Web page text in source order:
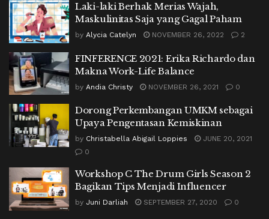
Laki-laki Berhak Merias Wajah,
Maskulinitas Saja yang Gagal Paham
by Alycia Catelyn NOVEMBER 26, 2022 2
FINFERENCE 2021: Erika Richardo dan
Makna Work-Life Balance
by Andia Christy NOVEMBER 26, 2021 0
Dorong Perkembangan UMKM sebagai
Upaya Pengentasan Kemiskinan
by Christabella Abigail Loppies
JUNE 20, 2021
0
Workshop C The Drum Girls Season 2
Bagikan Tips Menjadi Influencer
by Juni Darliah SEPTEMBER 27, 2020 0